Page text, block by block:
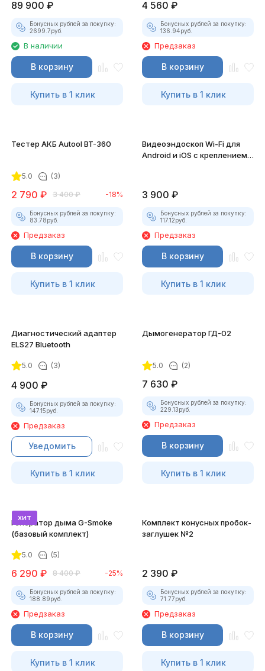
89 900 ₽
Бонусных рублей за покупку:
2699.7руб.
В наличии
В корзину
Купить в 1 клик
4 560 ₽
Бонусных рублей за покупку:
136.94руб.
Предзаказ
В корзину
Купить в 1 клик
Тестер АКБ Autool BT-360
5.0 (3)
2 790 ₽ 3 400 ₽ -18%
Бонусных рублей за покупку:
83.78руб.
Предзаказ
В корзину
Купить в 1 клик
Видеоэндоскоп Wi-Fi для
Android и iOS с креплением
3 900 ₽
Бонусных рублей за покупку:
117.12руб.
Предзаказ
В корзину
Купить в 1 клик
Диагностический адаптер
ELS27 Bluetooth
5.0 (3)
4 900 ₽
Бонусных рублей за покупку:
147.15руб.
Предзаказ
Уведомить
Купить в 1 клик
Дымогенератор ГД-02
5.0 (2)
7 630 ₽
Бонусных рублей за покупку:
229.13руб.
Предзаказ
В корзину
Купить в 1 клик
хит
Генератор дыма G-Smoke
(базовый комплект)
5.0 (5)
6 290 ₽ 8 400 ₽ -25%
Бонусных рублей за покупку:
188.89руб.
Предзаказ
В корзину
Купить в 1 клик
Комплект конусных пробок-
заглушек №2
2 390 ₽
Бонусных рублей за покупку:
71.77руб.
Предзаказ
В корзину
Купить в 1 клик